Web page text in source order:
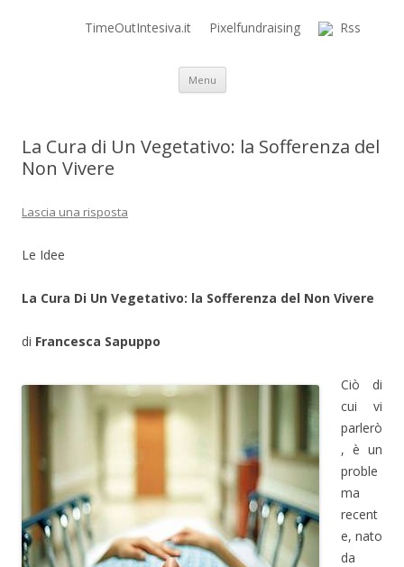
Time Out Intensiva Blog
il tempo e la memoria in terapia intensiva
TimeOutIntesiva.it Pixelfundraising Rss
Menu Vai al contenuto
La Cura di Un Vegetativo: la Sofferenza del
Non Vivere
Lascia una risposta
Le Idee
La Cura Di Un Vegetativo: la Sofferenza del Non Vivere
di Francesca Sapuppo
Ciò di
cui vi
parlerò
, è un
proble
ma
recent
e, nato
da